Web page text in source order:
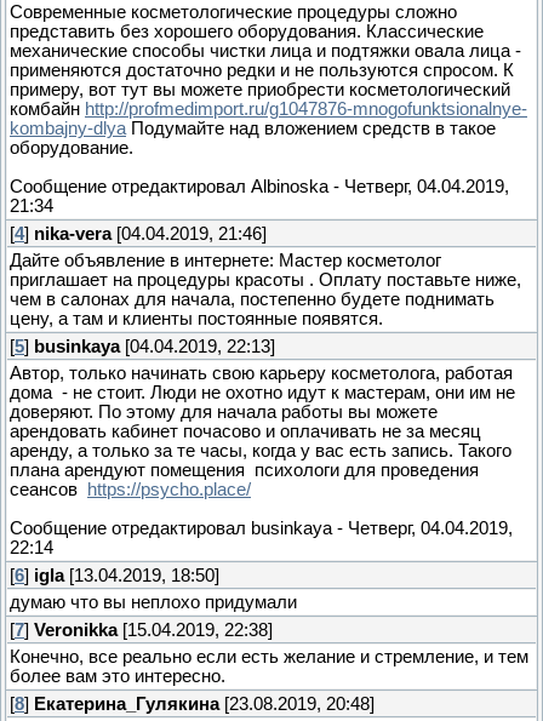
Современные косметологические процедуры сложно
представить без хорошего оборудования. Классические
механические способы чистки лица и подтяжки овала лица -
применяются достаточно редки и не пользуются спросом. К
примеру, вот тут вы можете приобрести косметологический
комбайн http://profmedimport.ru/g1047876-mnogofunktsionalnye-
kombajny-dlya Подумайте над вложением средств в такое
оборудование.
Сообщение отредактировал Albinoska - Четверг, 04.04.2019,
21:34
[4] nika-vera[04.04.2019, 21:46]
Дайте объявление в интернете: Мастер косметолог
приглашает на процедуры красоты . Оплату поставьте ниже,
чем в салонах для начала, постепенно будете поднимать
цену, а там и клиенты постоянные появятся.
[5] businkaya[04.04.2019, 22:13]
Автор, только начинать свою карьеру косметолога, работая
дома - не стоит. Люди не охотно идут к мастерам, они им не
доверяют. По этому для начала работы вы можете
арендовать кабинет почасово и оплачивать не за месяц
аренду, а только за те часы, когда у вас есть запись. Такого
плана арендуют помещения психологи для проведения
сеансов
https://psycho.place/
Сообщение отредактировал businkaya - Четверг, 04.04.2019,
22:14
[6] igla[13.04.2019, 18:50]
думаю что вы неплохо придумали
[7] Veronikka[15.04.2019, 22:38]
Конечно, все реально если есть желание и стремление, и тем
более вам это интересно.
[8] Екатерина_Гулякина[23.08.2019, 20:48]